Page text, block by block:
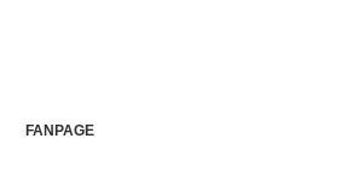
FANPAGE